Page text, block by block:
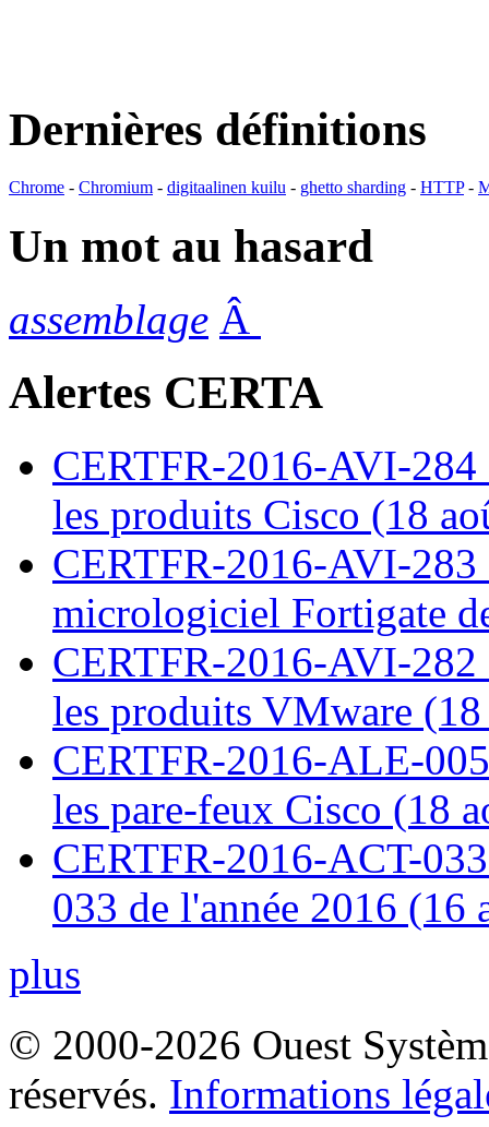
Dernières définitions
Chrome - Chromium - digitaalinen kuilu - ghetto sharding - HTTP-
Un mot au hasard
assemblage Â
Alertes CERTA
CERTFR-2016-AVI-
les produits Cisco (18
CERTFR-2016-AVI-
micrologiciel Fortigate
CERTFR-2016-AVI-
les produits VMware
CERTFR-2016-ALE-
les pare-feux Cisco (18
CERTFR-2016-ACT-
033 de l'année 2016 (16
plus
© 2000-2026 Ouest
réservés. Informations